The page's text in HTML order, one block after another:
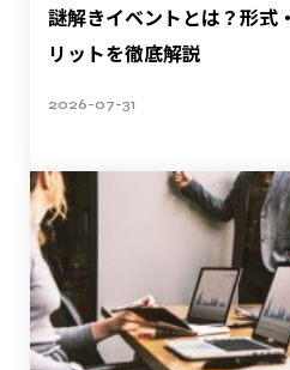
謎解きイベントとは？形式
リットを徹底解説
2026-07-31